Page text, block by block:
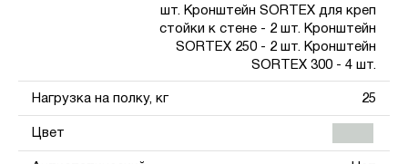
шт. Кронштейн SORTEX для креп
стойки к стене - 2 шт. Кронштейн
SORTEX 250 - 2 шт. Кронштейн
SORTEX 300 - 4 шт.
Нагрузка на полку, кг 25
Цвет